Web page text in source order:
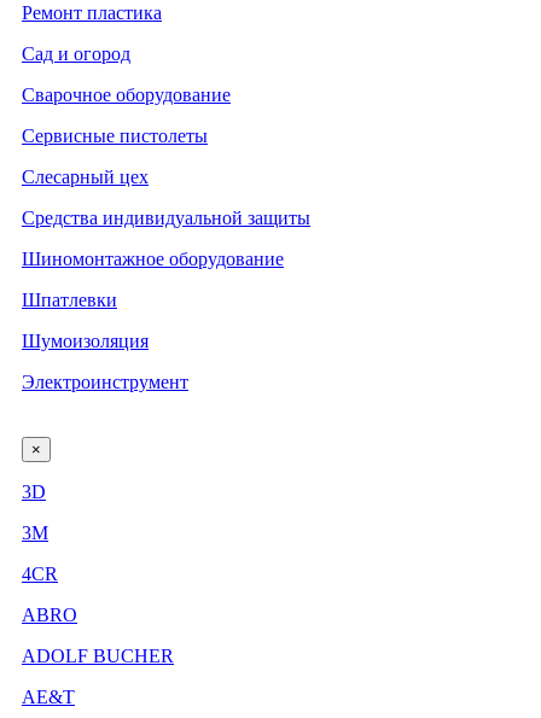
Ремонт пластика
Сад и огород
Сварочное оборудование
Сервисные пистолеты
Слесарный цех
Средства индивидуальной защиты
Шиномонтажное оборудование
Шпатлевки
Шумоизоляция
Электроинструмент
×
3D
3М
4CR
ABRO
ADOLF BUCHER
AE&T